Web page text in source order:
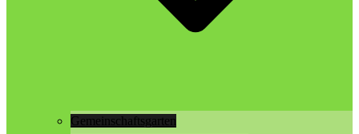
Gemeinschaftsgarten